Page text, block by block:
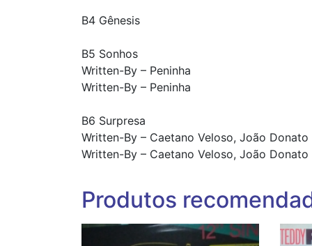
B4 Gênesis
B5 Sonhos
Written-By – Peninha
Written-By – Peninha
B6 Surpresa
Written-By – Caetano Veloso, João Donato
Written-By – Caetano Veloso, João Donato
Produtos